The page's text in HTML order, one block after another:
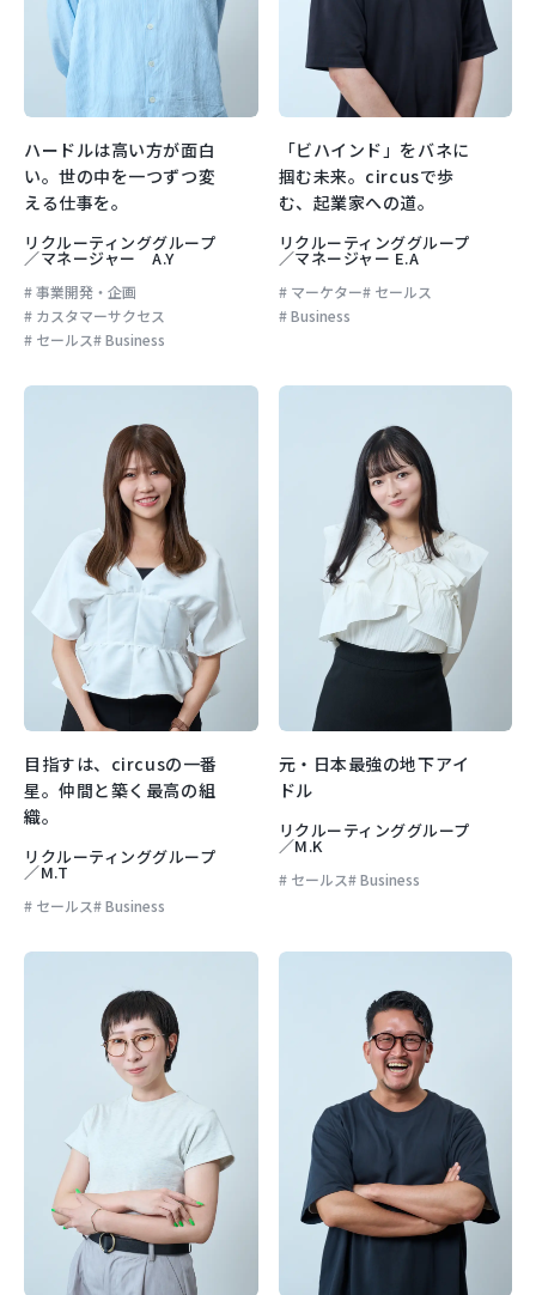
ハードルは高い方が面白
い。世の中を一つずつ変
える仕事を。
リクルーティンググループ
／マネージャー A.Y
事業開発・企画
カスタマーサクセス
セールス
Business
「ビハインド」をバネに
掴む未来。circusで歩
む、起業家への道。
リクルーティンググループ
／マネージャー E.A
マーケター
セールス
Business
目指すは、circusの一番
星。仲間と築く最高の組
織。
リクルーティンググループ
／M.T
セールス Business
元・日本最強の地下アイ
ドル
リクルーティンググループ
／M.K
セールス Business